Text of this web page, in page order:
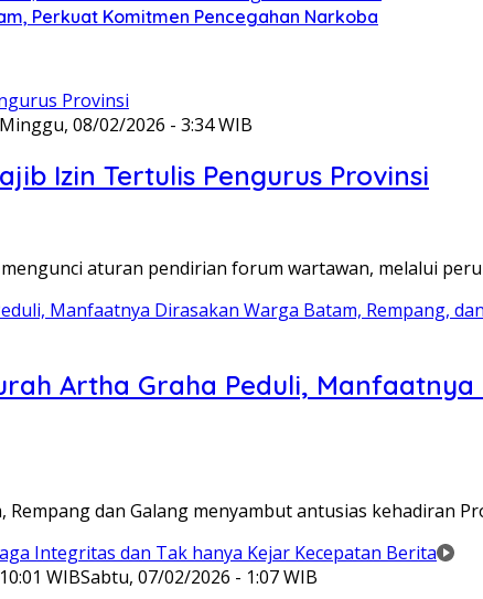
Perkuat Komitmen Pencegahan Narkoba
Minggu, 08/02/2026 - 3:34 WIB
Izin Tertulis Pengurus Provinsi
mengunci aturan pendirian forum wartawan, melalui
Artha Graha Peduli,
Rempang dan Galang menyambut antusias kehadiran
WIBSabtu, 07/02/2026 - 1:07 WIB